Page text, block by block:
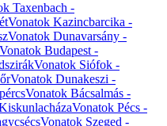
Taxenbach -
Vonatok Kazincbarcika -
Vonatok Dunavarsány -
Vonatok Budapest -
Vonatok Siófok -
Vonatok Dunakeszi -
Vonatok Bácsalmás -
Vonatok Pécs -
Vonatok Szeged -